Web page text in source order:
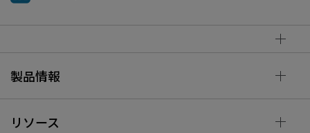
製品情報
リソース